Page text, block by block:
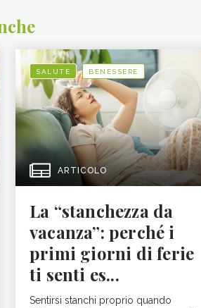
SALUTE BENESSERE
ARTICOLO
La “stanchezza da
vacanza”: perché i
primi giorni di ferie
ti senti es...
Sentirsi stanchi proprio quando